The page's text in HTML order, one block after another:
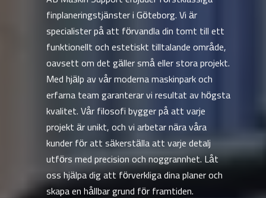
finplaneringstjänster i Göteborg. Vi är
specialister på att förvandla din tomt till ett
funktionellt och estetiskt tilltalande område,
oavsett om det gäller små eller stora projekt.
Med hjälp av vår moderna maskinpark och
erfarna team garanterar vi resultat av högsta
kvalitet. Vår filosofi bygger på att varje
projekt är unikt, och vi arbetar nära våra
kunder för att säkerställa att varje detalj
utförs med precision och noggrannhet. Låt
oss hjälpa dig att förverkliga dina planer och
skapa en hållbar grund för framtiden.